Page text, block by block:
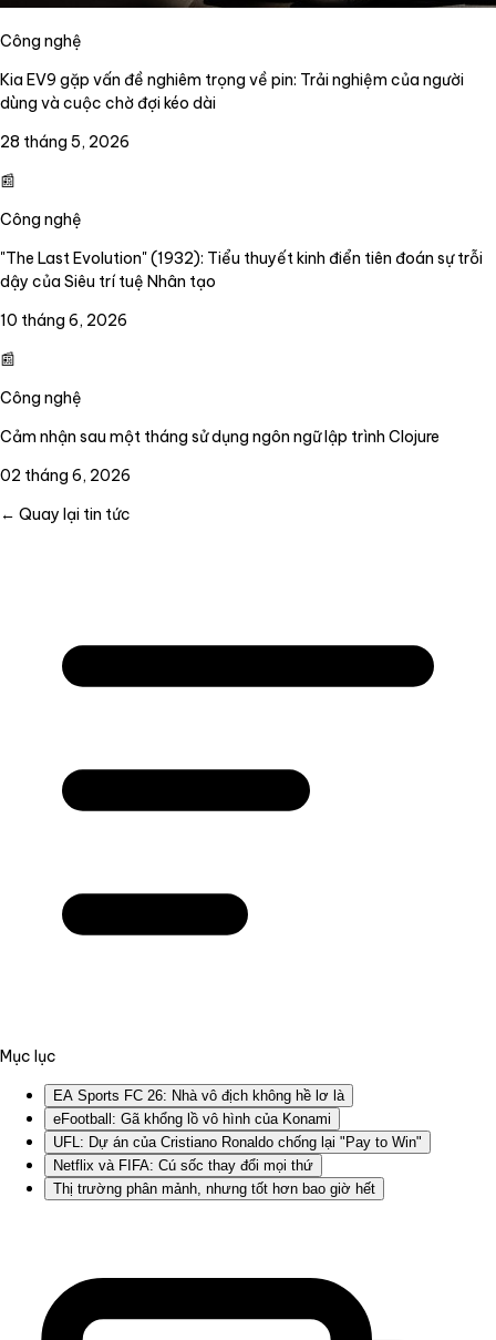
Công nghệ
Kia EV9 gặp vấn đề nghiêm trọng về pin: Trải nghiệm của người
dùng và cuộc chờ đợi kéo dài
28 tháng 5, 2026
📰
Công nghệ
"The Last Evolution" (1932): Tiểu thuyết kinh điển tiên đoán sự trỗi
dậy của Siêu trí tuệ Nhân tạo
10 tháng 6, 2026
📰
Công nghệ
Cảm nhận sau một tháng sử dụng ngôn ngữ lập trình Clojure
02 tháng 6, 2026
← Quay lại tin tức
Mục lục
EA Sports FC 26: Nhà vô địch không hề lơ là
eFootball: Gã khổng lồ vô hình của Konami
UFL: Dự án của Cristiano Ronaldo chống lại "Pay to Win"
Netflix và FIFA: Cú sốc thay đổi mọi thứ
Thị trường phân mảnh, nhưng tốt hơn bao giờ hết